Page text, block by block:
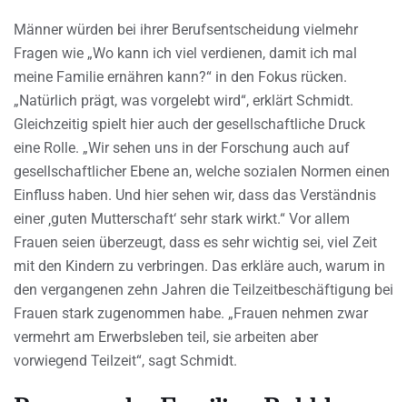
Männer würden bei ihrer Berufsentscheidung vielmehr
Fragen wie „Wo kann ich viel verdienen, damit ich mal
meine Familie ernähren kann?“ in den Fokus rücken.
„Natürlich prägt, was vorgelebt wird“, erklärt Schmidt.
Gleichzeitig spielt hier auch der gesellschaftliche Druck
eine Rolle. „Wir sehen uns in der Forschung auch auf
gesellschaftlicher Ebene an, welche sozialen Normen einen
Einfluss haben. Und hier sehen wir, dass das Verständnis
einer ‚guten Mutterschaft‘ sehr stark wirkt.“ Vor allem
Frauen seien überzeugt, dass es sehr wichtig sei, viel Zeit
mit den Kindern zu verbringen. Das erkläre auch, warum in
den vergangenen zehn Jahren die Teilzeitbeschäftigung bei
Frauen stark zugenommen habe. „Frauen nehmen zwar
vermehrt am Erwerbsleben teil, sie arbeiten aber
vorwiegend Teilzeit“, sagt Schmidt.